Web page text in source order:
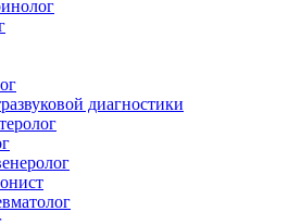
диагностики